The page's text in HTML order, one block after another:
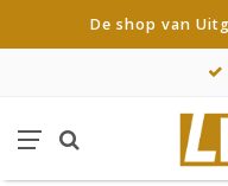
De shop van